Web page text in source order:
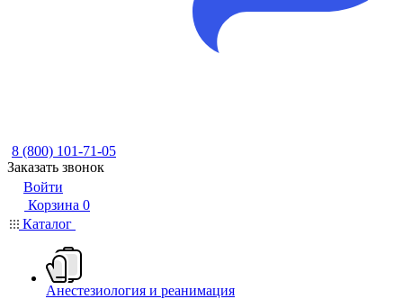
8 (800) 101-71-05
Заказать звонок
Войти
Корзина 0
Каталог
Анестезиология и реанимация